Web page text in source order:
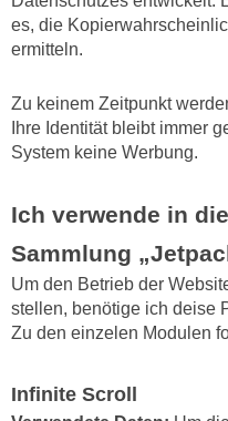
es, die
ermitteln.
Zu keinem Zeitpunkt
Ihre Identität bleibt immer
System keine Werbung.
Ich verwende in
Sammlung
Um den Betrieb der
stellen, benötige ich deise
Zu den einzelen Modulen
Infinite Scroll